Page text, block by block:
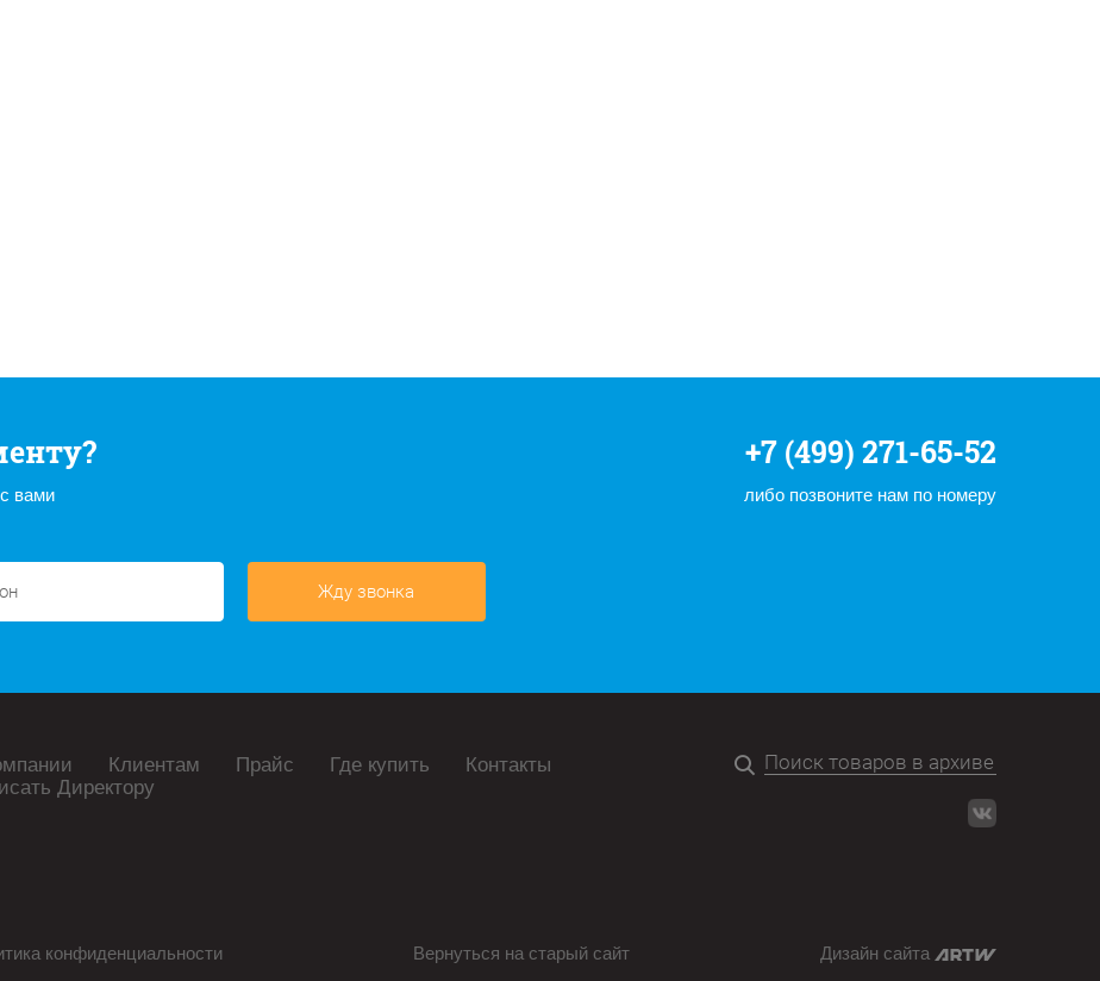
вами
+7 (499) 271-65-52
либо позвоните нам по номеру
Жду звонка
Клиентам Прайс Где купить Контакты
Директору
конфиденциальности Вернуться на старый сайт Дизайн сайта